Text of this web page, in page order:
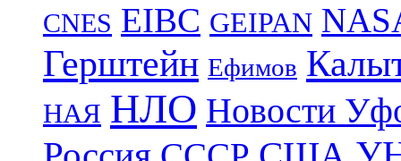
CNES EIBC GEIPAN
Герштейн Ефимов
НАЯ НЛО Новости